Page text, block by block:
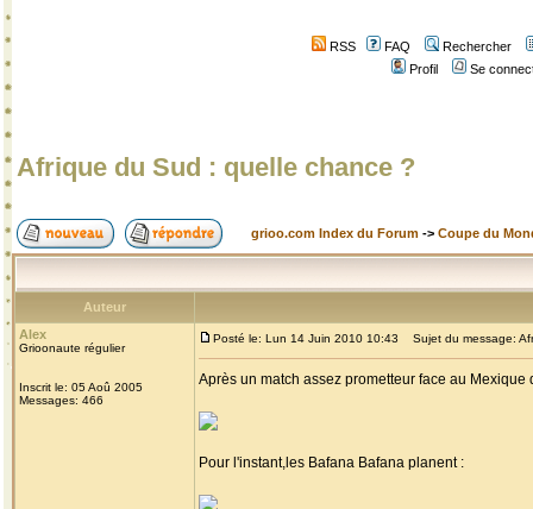
RSS FAQ
Rechercher
Profil
Se
Afrique du Sud : quelle chance ?
grioo.com Index du Forum -> Coupe du
Auteur
Alex
Grioonaute régulier
Inscrit le: 05 Aoû 2005
Messages: 466
Posté le: Lun 14 Juin 2010 10:43 Sujet du message:
Après un match assez prometteur face au
Pour l'instant,les Bafana Bafana planent :